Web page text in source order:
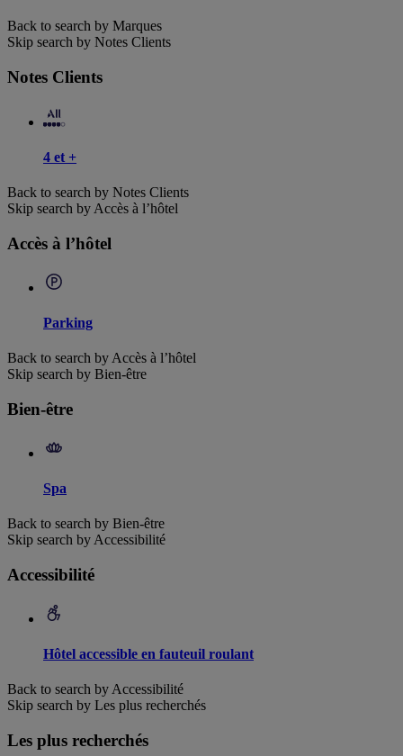
Back to search by Marques
Skip search by Notes Clients
Notes Clients
4 et +
Back to search by Notes Clients
Skip search by Accès à l’hôtel
Accès à l’hôtel
Parking
Back to search by Accès à l’hôtel
Skip search by Bien-être
Bien-être
Spa
Back to search by Bien-être
Skip search by Accessibilité
Accessibilité
Hôtel accessible en fauteuil roulant
Back to search by Accessibilité
Skip search by Les plus recherchés
Les plus recherchés